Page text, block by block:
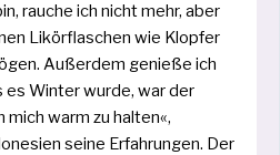
rau­che ich nicht mehr, aber
Likörflaschen wie Klopfer
Außerdem genie­ße ich
es Winter wur­de, war der
mich warm zu hal­ten«,
sei­ne Erfahrungen. Der